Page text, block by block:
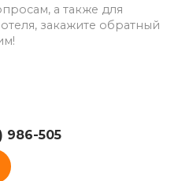
а также для
закажите обратный
986-505